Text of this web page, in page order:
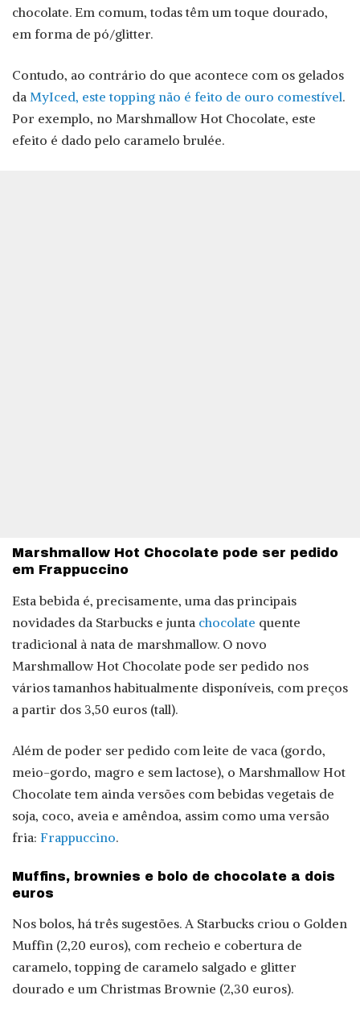
chocolate. Em comum, todas têm um toque dourado,
em forma de pó/glitter.
Contudo, ao contrário do que acontece com os gelados
da MyIced, este topping não é feito de ouro comestível.
Por exemplo, no Marshmallow Hot Chocolate, este
efeito é dado pelo caramelo brulée.
Marshmallow Hot Chocolate pode ser pedido
em Frappuccino
Esta bebida é, precisamente, uma das principais
novidades da Starbucks e junta chocolate quente
tradicional à nata de marshmallow. O novo
Marshmallow Hot Chocolate pode ser pedido nos
vários tamanhos habitualmente disponíveis, com preços
a partir dos 3,50 euros (tall).
Além de poder ser pedido com leite de vaca (gordo,
meio-gordo, magro e sem lactose), o Marshmallow Hot
Chocolate tem ainda versões com bebidas vegetais de
soja, coco, aveia e amêndoa, assim como uma versão
fria: Frappuccino.
Muffins, brownies e bolo de chocolate a dois
euros
Nos bolos, há três sugestões. A Starbucks criou o Golden
Muffin (2,20 euros), com recheio e cobertura de
caramelo, topping de caramelo salgado e glitter
dourado e um Christmas Brownie (2,30 euros).